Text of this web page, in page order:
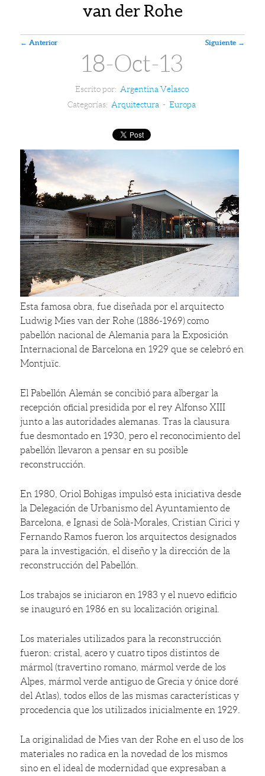
van der Rohe
Navegador de artículos
← Anterior Siguiente →
18-Oct-13
Escrito por: Argentina Velasco
Categorías: Arquitectura - Europa
Esta famosa obra, fue diseñada por el arquitecto
Ludwig Mies van der Rohe (1886-1969) como
pabellón nacional de Alemania para la Exposición
Internacional de Barcelona en 1929 que se celebró en
Montjuïc.
El Pabellón Alemán se concibió para albergar la
recepción oficial presidida por el rey Alfonso XIII
junto a las autoridades alemanas. Tras la clausura
fue desmontado en 1930, pero el reconocimiento del
pabellón llevaron a pensar en su posible
reconstrucción.
En 1980, Oriol Bohigas impulsó esta iniciativa desde
la Delegación de Urbanismo del Ayuntamiento de
Barcelona, e Ignasi de Solà-Morales, Cristian Cirici y
Fernando Ramos fueron los arquitectos designados
para la investigación, el diseño y la dirección de la
reconstrucción del Pabellón.
Los trabajos se iniciaron en 1983 y el nuevo edificio
se inauguró en 1986 en su localización original.
Los materiales utilizados para la reconstrucción
fueron: cristal, acero y cuatro tipos distintos de
mármol (travertino romano, mármol verde de los
Alpes, mármol verde antiguo de Grecia y ónice doré
del Atlas), todos ellos de las mismas características y
procedencia que los utilizados inicialmente en 1929.
La originalidad de Mies van der Rohe en el uso de los
materiales no radica en la novedad de los mismos
sino en el ideal de modernidad que expresaban a